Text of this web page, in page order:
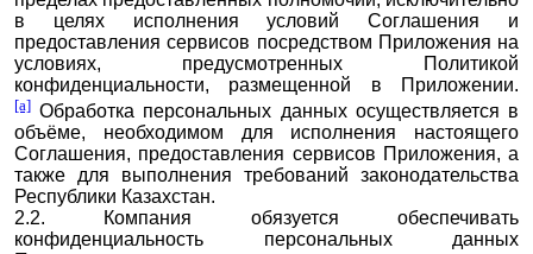
в целях исполнения условий Соглашения и
предоставления сервисов посредством Приложения на
условиях, предусмотренных
Политикой
конфиденциальности, размещенной в Приложении.
[a] Обработка персональных данных осуществляется в
объёме, необходимом для исполнения настоящего
Соглашения, предоставления сервисов Приложения, а
также для выполнения требований законодательства
Республики Казахстан.
2.2. Компания обязуется обеспечивать
конфиденциальность персональных данных